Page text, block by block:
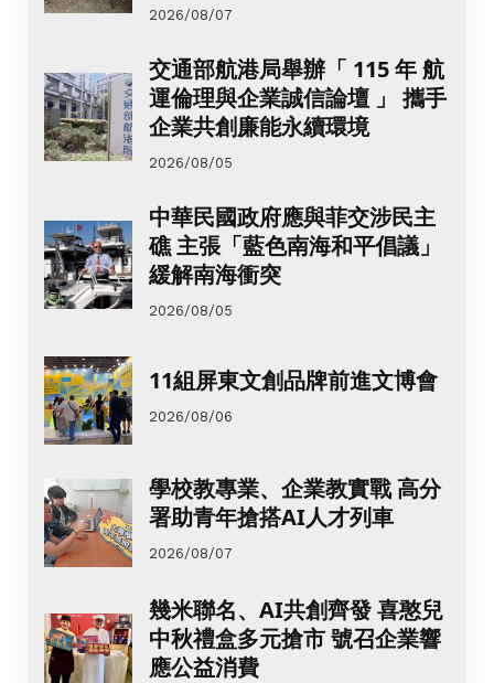
2026/08/07
交通部航港局舉辦「 115 年 航
運倫理與企業誠信論壇 」 攜手
企業共創廉能永續環境
2026/08/05
中華民國政府應與菲交涉民主
礁 主張「藍色南海和平倡議」
緩解南海衝突
2026/08/05
11組屏東文創品牌前進文博會
2026/08/06
學校教專業、企業教實戰 高分
署助青年搶搭AI人才列車
2026/08/07
幾米聯名、AI共創齊發 喜憨兒
中秋禮盒多元搶市 號召企業響
應公益消費